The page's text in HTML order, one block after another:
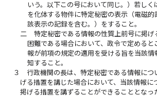
いう。以下この号において同じ。）若しく
を化体する物件に特定秘密の表示（電磁的
該表示の記録を含む。）をすること。
二
特定秘密である情報の性質上前号に掲げ
困難である場合において、政令で定めると
報が前項の規定の適用を受ける旨を当該情
知すること。
３
行政機関の長は、特定秘密である情報につ
げる措置を講じた場合において、当該情報に
掲げる措置を講ずることができることとなっ